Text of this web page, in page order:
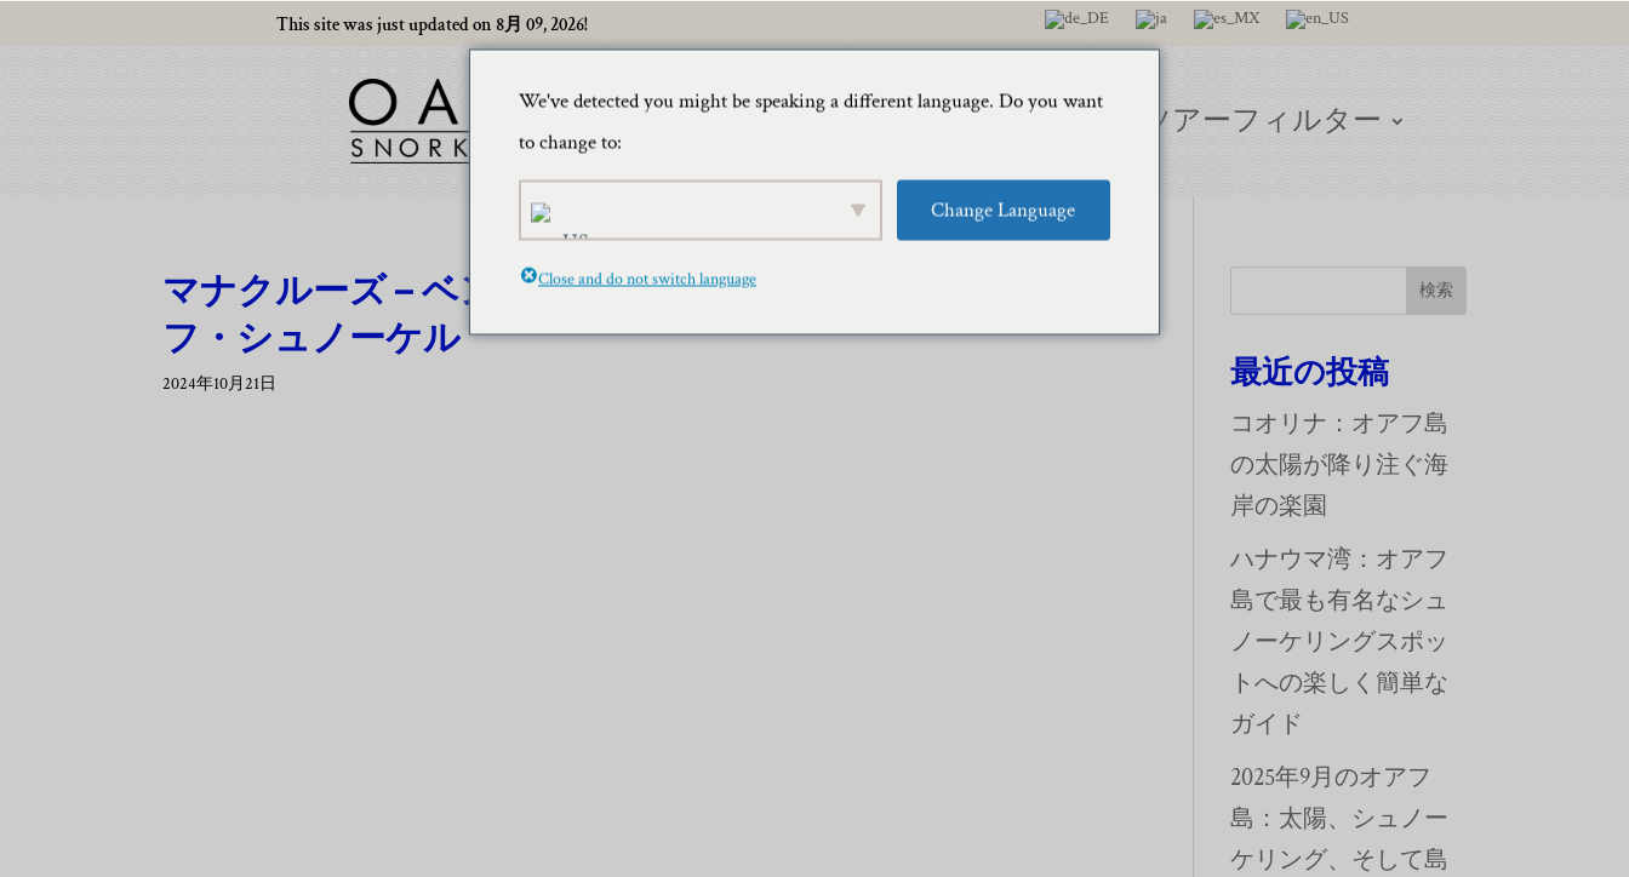
This site was just updated on 8月 09, 2026!
家 旅行ブログ ツアーフィルター
マナクルーズ – ベンチャー・ミッドデイ・ワイルドライ
フ・シュノーケル
2024年10月21日
検索
最近の投稿
コオリナ：オアフ島
の太陽が降り注ぐ海
岸の楽園
ハナウマ湾：オアフ
島で最も有名なシュ
ノーケリングスポッ
トへの楽しく簡単な
ガイド
2025年9月のオアフ
島：太陽、シュノー
ケリング、そして島
We've detected you might be speaking a different language. Do you want
to change to:
Change Language
Close and do not switch language